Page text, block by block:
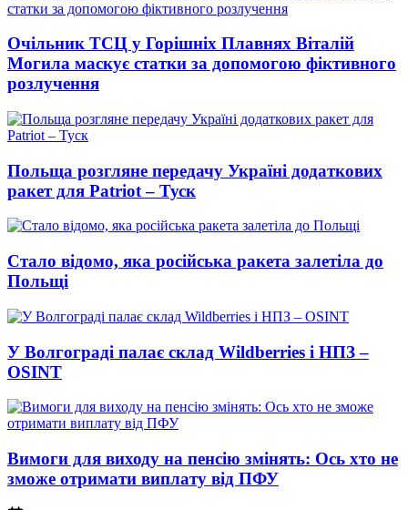
Очільник ТСЦ у Горішніх Плавнях Віталій
Могила маскує статки за допомогою фіктивного
розлучення
Польща розгляне передачу Україні додаткових
ракет для Patriot – Туск
Стало відомо, яка російська ракета залетіла до
Польщі
У Волгограді палає склад Wildberries і НПЗ –
OSINT
Вимоги для виходу на пенсію змінять: Ось хто не
зможе отримати виплату від ПФУ